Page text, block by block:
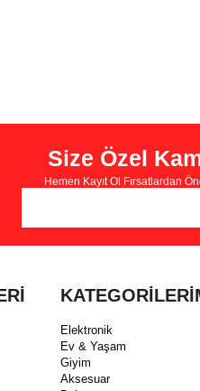
Size Özel
Hemen Kayıt Ol Fırsatlardan
Elektronik
Ev & Yaşam
Giyim
Aksesuar